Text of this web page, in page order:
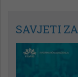
SAVJETI